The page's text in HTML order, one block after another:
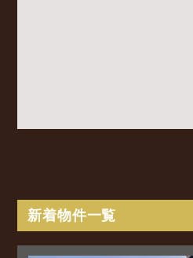
新着物件一覧